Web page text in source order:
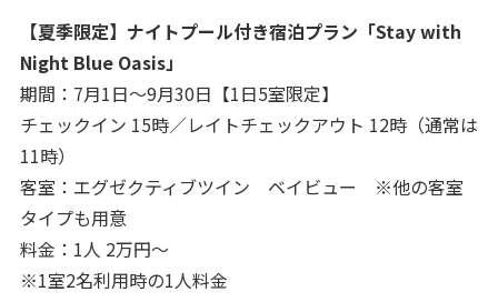
【夏季限定】ナイトプール付き宿泊プラン「Stay with
Night Blue Oasis」
期間：7月1日～9月30日【1日5室限定】
チェックイン 15時／レイトチェックアウト 12時（通常は
11時）
客室：エグゼクティブツイン ベイビュー ※他の客室
タイプも用意
料金：1人 2万円～
※1室2名利用時の1人料金